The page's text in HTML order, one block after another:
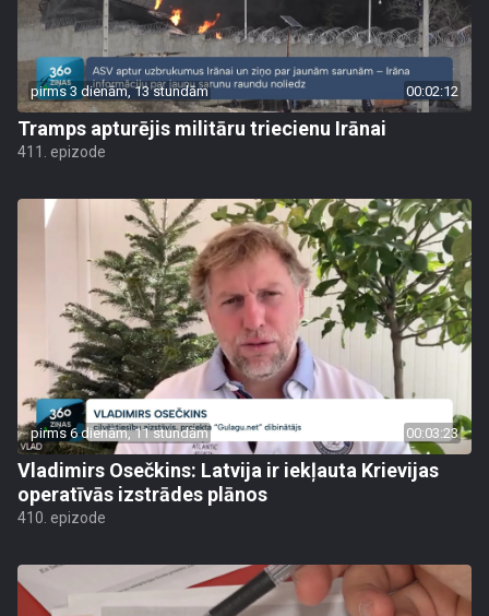
pirms 3 dienām, 13 stundām 00:02:12
Tramps apturējis militāru triecienu Irānai
411. epizode
pirms 6 dienām, 11 stundām 00:03:23
Vladimirs Osečkins: Latvija ir iekļauta Krievijas
operatīvās izstrādes plānos
410. epizode